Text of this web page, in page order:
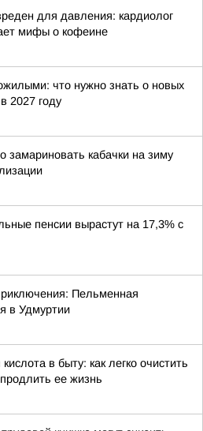
для давления: кардиолог
мифы о кофеине
что нужно знать о новых
2027 году
замариновать кабачки на зиму
пенсии вырастут на 17,3% с
Пельменная
в Удмуртии
в быту: как легко очистить
ее жизнь